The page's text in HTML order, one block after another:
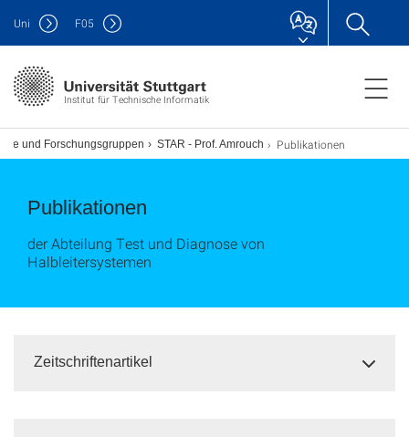
Institut für Technische Informatik
Uni F05
und Forschungsgruppen STAR - Prof. Amrouch Publikationen
Publikationen
der Abteilung Test und Diagnose von
Halbleitersystemen
Zeitschriftenartikel